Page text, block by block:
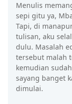
Menulis
sepi gitu ya,
Tapi, di
tulisan, aku
dulu. Masalah
tersebut malah
kemudian
sayang banget
dimulai.